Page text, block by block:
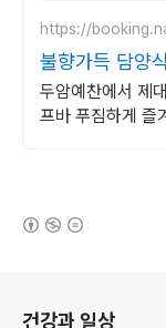
https://
불향가득 담양
찬!
두암예찬에서 제
프바 푸짐하게 즐
건강과 일상